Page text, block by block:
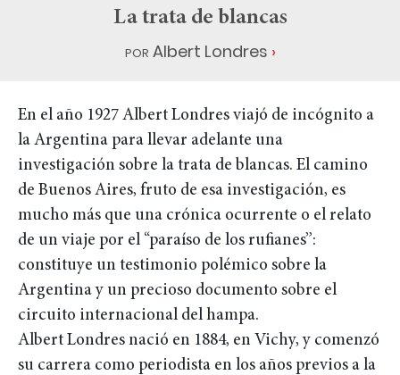
La trata de blancas
por Albert Londres
En el año 1927 Albert Londres viajó de incógnito a
la Argentina para llevar adelante una
investigación sobre la trata de blancas. El camino
de Buenos Aires, fruto de esa investigación, es
mucho más que una crónica ocurrente o el relato
de un viaje por el “paraíso de los rufianes”:
constituye un testimonio polémico sobre la
Argentina y un precioso documento sobre el
circuito internacional del hampa.
Albert Londres nació en 1884, en Vichy, y comenzó
su carrera como periodista en los años previos a la